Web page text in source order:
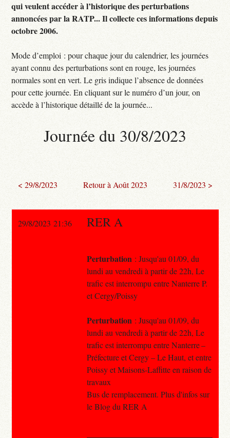
qui veulent accéder à l’historique des perturbations
annoncées par la RATP... Il collecte ces informations depuis
octobre 2006.
Mode d’emploi : pour chaque jour du calendrier, les journées
ayant connu des perturbations sont en rouge, les journées
normales sont en vert. Le gris indique l’absence de données
pour cette journée. En cliquant sur le numéro d’un jour, on
accède à l’historique détaillé de la journée...
Journée du 30/8/2023
< 29/8/2023 Retour à Août 2023 31/8/2023 >
29/8/2023 21:36 RER A
Perturbation : Jusqu'au 01/09, du
lundi au vendredi à partir de 22h, Le
trafic est interrompu entre Nanterre P.
et Cergy/Poissy
Perturbation : Jusqu'au 01/09, du
lundi au vendredi à partir de 22h, Le
trafic est interrompu entre Nanterre –
Préfecture et Cergy – Le Haut, et entre
Poissy et Maisons-Laffitte en raison de
travaux
Bus de remplacement. Plus d'infos sur
le Blog du RER A